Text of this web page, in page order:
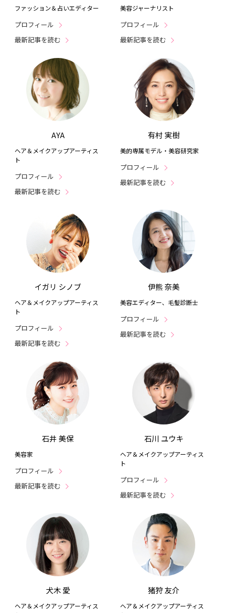
ファッション＆占いエディター
プロフィール
最新記事を読む
美容ジャーナリスト
プロフィール
最新記事を読む
AYA
ヘア＆メイクアップアーティス
ト
プロフィール
最新記事を読む
有村 実樹
美的専属モデル・美容研究家
プロフィール
最新記事を読む
イガリ シノブ
ヘア＆メイクアップアーティス
ト
プロフィール
最新記事を読む
伊熊 奈美
美容エディター、毛髪診断士
プロフィール
最新記事を読む
石井 美保
美容家
プロフィール
最新記事を読む
石川 ユウキ
ヘア＆メイクアップアーティス
ト
プロフィール
最新記事を読む
犬木 愛
ヘア＆メイクアップアーティス
猪狩 友介
ヘア＆メイクアップアーティス